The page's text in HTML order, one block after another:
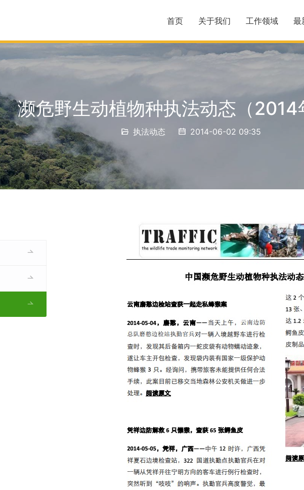
首页 关于我们 工作领域 最
濒危野生动植物种执法动态（2014
执法动态 2014-06-02 09:35